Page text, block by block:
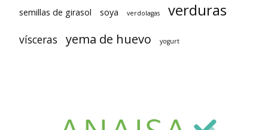
semillas de girasol soya verdolagas verduras
vísceras yema de huevo yogurt